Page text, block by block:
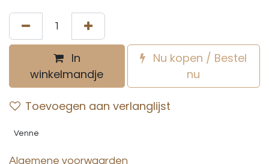
In
winkelmandje
Nu kopen / Bestel
nu
Toevoegen aan verlanglijst
Venne
Algemene voorwaarden